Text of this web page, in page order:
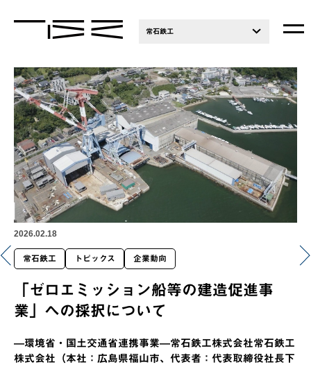
常石鉄工
2026.02.18
常石鉄工 トピックス 企業動向
「ゼロエミッション船等の建造促進事
業」への採択について
―環境省・国土交通省連携事業―常石鉄工株式会社常石鉄工
株式会社（本社：広島県福山市、代表者：代表取締役社長下